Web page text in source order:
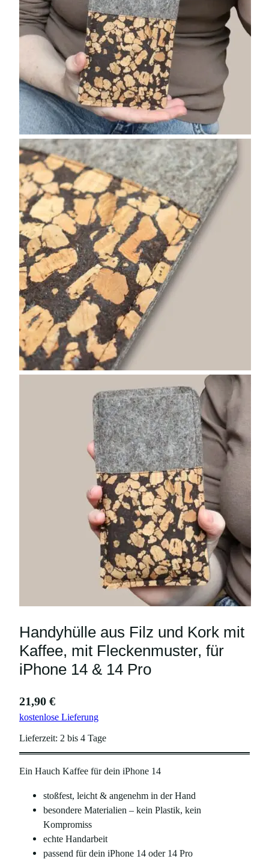
Handyhülle aus Filz und Kork mit
Kaffee, mit Fleckenmuster, für
iPhone 14 & 14 Pro
21,90 €
kostenlose Lieferung
Lieferzeit: 2 bis 4 Tage
Ein Hauch Kaffee für dein iPhone 14
stoßfest, leicht & angenehm in der Hand
besondere Materialien – kein Plastik, kein
Kompromiss
echte Handarbeit
passend für dein iPhone 14 oder 14 Pro